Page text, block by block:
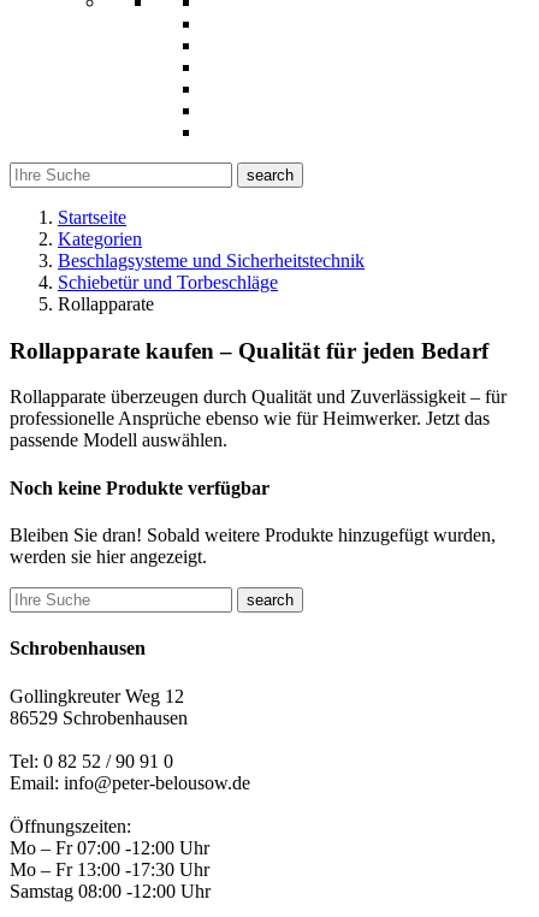
search
Startseite
Kategorien
Beschlagsysteme und Sicherheitstechnik
Schiebetür und Torbeschläge
Rollapparate
Rollapparate kaufen – Qualität für jeden Bedarf
Rollapparate überzeugen durch Qualität und Zuverlässigkeit – für
professionelle Ansprüche ebenso wie für Heimwerker. Jetzt das
passende Modell auswählen.
Noch keine Produkte verfügbar
Bleiben Sie dran! Sobald weitere Produkte hinzugefügt wurden,
werden sie hier angezeigt.
search
Schrobenhausen
Gollingkreuter Weg 12
86529 Schrobenhausen
Tel: 0 82 52 / 90 91 0
Email: info@peter-belousow.de
Öffnungszeiten:
Mo – Fr 07:00 -12:00 Uhr
Mo – Fr 13:00 -17:30 Uhr
Samstag 08:00 -12:00 Uhr